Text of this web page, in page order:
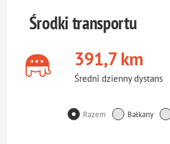
Środki transportu
391,7 km
Średni dzienny dystans
Razem Bałkany